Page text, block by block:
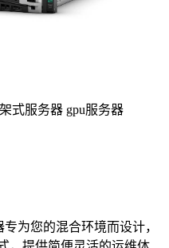
式服务器 gpu服务器
专为您的混合环境而设计，